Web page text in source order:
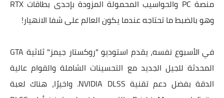
منصة PC والحواسيب المحمولة المزودة بإحدى بطاقات RTX
وهو بالضبط ما تحتاجه عندما يكون العالم على شفا الانهيار!
في الأسبوع نفسه، يقدم استوديو "روكستار جيمز" ثلاثية GTA
المحدثة للجيل الجديد مع التحسينات الشاملة والقوام عالية
الدقة بفضل دعم تقنية NVIDIA DLSS. واخيرًا، هناك لعبة